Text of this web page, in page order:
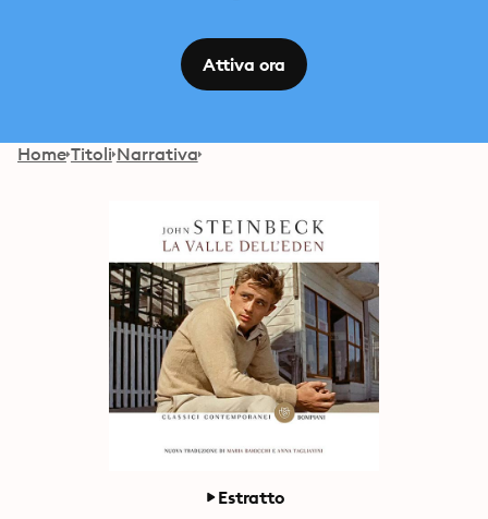
Attiva ora
Home Titoli Narrativa
Estratto